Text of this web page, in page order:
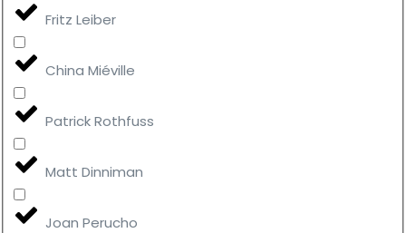
Fritz Leiber
China Miéville
Patrick Rothfuss
Matt Dinniman
Joan Perucho